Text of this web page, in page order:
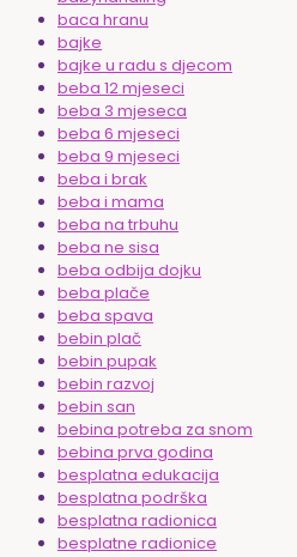
baca hranu
bajke
bajke u radu s djecom
beba 12 mjeseci
beba 3 mjeseca
beba 6 mjeseci
beba 9 mjeseci
beba i brak
beba i mama
beba na trbuhu
beba ne sisa
beba odbija dojku
beba plače
beba spava
bebin plač
bebin pupak
bebin razvoj
bebin san
bebina potreba za snom
bebina prva godina
besplatna edukacija
besplatna podrška
besplatna radionica
besplatne radionice